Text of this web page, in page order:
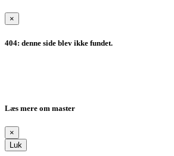
×
404: denne side blev ikke fundet.
Læs mere om master
×
Luk